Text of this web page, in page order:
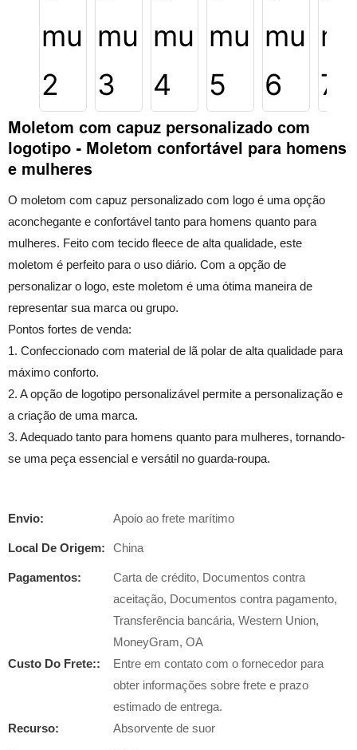
Moletom com capuz personalizado com
logotipo - Moletom confortável para homens
e mulheres
O moletom com capuz personalizado com logo é uma opção
aconchegante e confortável tanto para homens quanto para
mulheres. Feito com tecido fleece de alta qualidade, este
moletom é perfeito para o uso diário. Com a opção de
personalizar o logo, este moletom é uma ótima maneira de
representar sua marca ou grupo.
Pontos fortes de venda:
1. Confeccionado com material de lã polar de alta qualidade para
máximo conforto.
2. A opção de logotipo personalizável permite a personalização e
a criação de uma marca.
3. Adequado tanto para homens quanto para mulheres, tornando-
se uma peça essencial e versátil no guarda-roupa.
Envio: Apoio ao frete marítimo
Local De Origem: China
Pagamentos:
Carta de crédito, Documentos contra
aceitação, Documentos contra pagamento,
Transferência bancária, Western Union,
MoneyGram, OA
Custo Do Frete::
Entre em contato com o fornecedor para
obter informações sobre frete e prazo
estimado de entrega.
Recurso:
Absorvente de suor